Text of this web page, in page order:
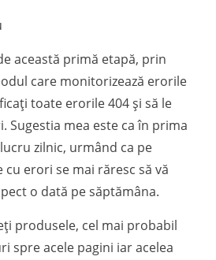
această primă etapă, prin
care monitorizează erorile
toate erorile 404 și să le
Sugestia mea este ca în prima
zilnic, urmând ca pe
erori se mai răresc să vă
o dată pe săptămâna.
produsele, cel mai probabil
spre acele pagini iar acelea